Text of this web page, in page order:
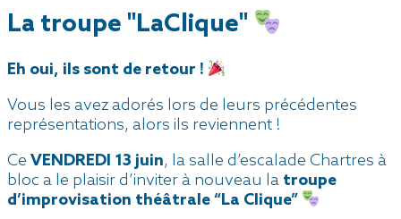
La troupe "LaClique"
Eh oui, ils sont de retour !
Vous les avez adorés lors de leurs précédentes
représentations, alors ils reviennent !
Ce VENDREDI 13 juin, la salle d’escalade Chartres à
bloc a le plaisir d’inviter à nouveau la troupe
d’improvisation théâtrale “La Clique”